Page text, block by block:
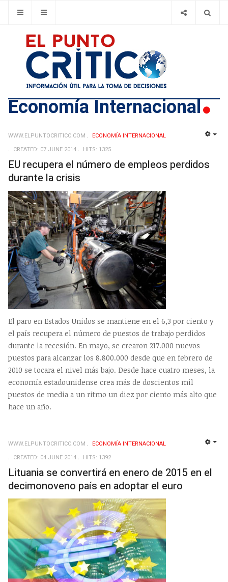
Economía Internacional
WWW.ELPUNTOCRITICO.COM
ECONOMÍA INTERNACIONAL
CREATED: 07 JUNE 2014
HITS: 1325
EU recupera el número de empleos perdidos
durante la crisis
El paro en Estados Unidos se mantiene en el 6,3 por ciento y
el país recupera el número de puestos de trabajo perdidos
durante la recesión. En mayo, se crearon 217.000 nuevos
puestos para alcanzar los 8.800.000 desde que en febrero de
2010 se tocara el nivel más bajo. Desde hace cuatro meses, la
economía estadounidense crea más de doscientos mil
puestos de media a un ritmo un diez por ciento más alto que
hace un año.
WWW.ELPUNTOCRITICO.COM
ECONOMÍA INTERNACIONAL
CREATED: 04 JUNE 2014
HITS: 1392
Lituania se convertirá en enero de 2015 en el
decimonoveno país en adoptar el euro